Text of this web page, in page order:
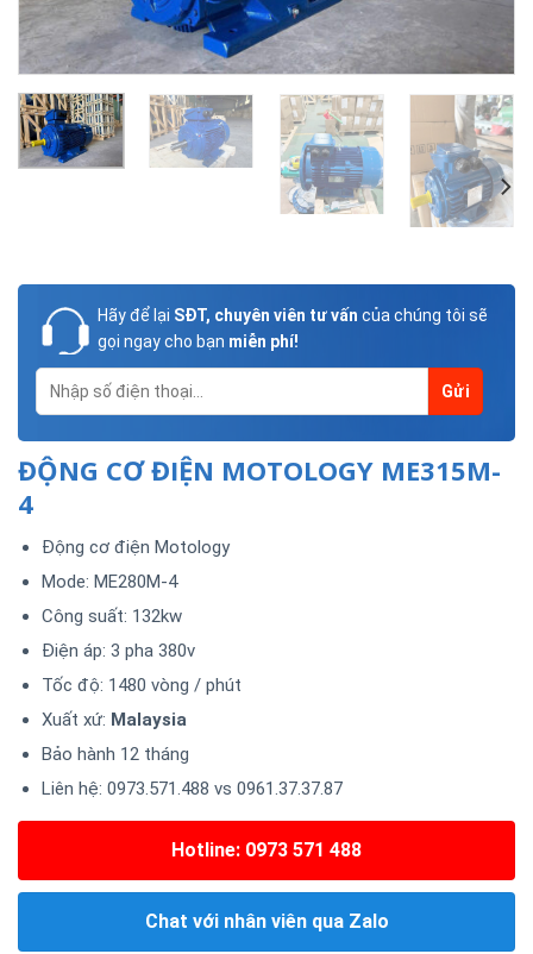
Hãy để lại SĐT, chuyên viên tư vấn của chúng tôi sẽ
gọi ngay cho bạn miễn phí!
ĐỘNG CƠ ĐIỆN MOTOLOGY ME315M-
4
Động cơ điện Motology
Mode: ME280M-4
Công suất: 132kw
Điện áp: 3 pha 380v
Tốc độ: 1480 vòng / phút
Xuất xứ: Malaysia
Bảo hành 12 tháng
Liên hệ: 0973.571.488 vs 0961.37.37.87
Hotline: 0973 571 488
Chat với nhân viên qua Zalo